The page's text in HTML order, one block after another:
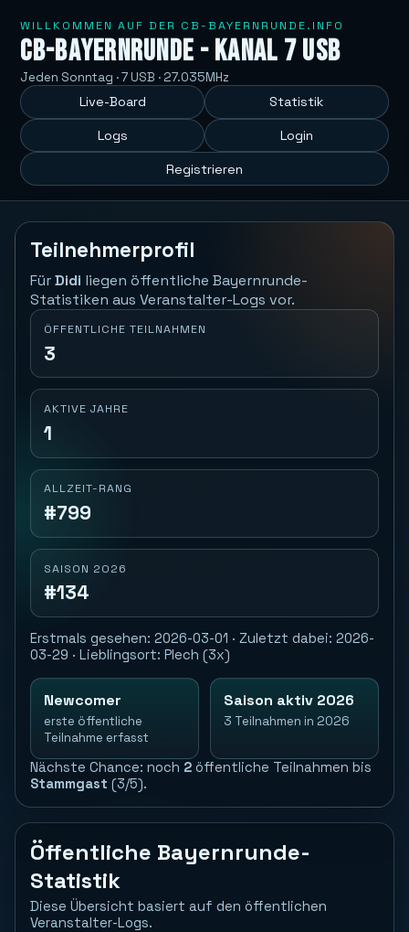
WILLKOMMEN AUF DER CB-BAYERNRUNDE.INFO
CB-Bayernrunde - Kanal 7 USB
Jeden Sonntag · 7 USB · 27.035MHz
Live-Board Statistik
Logs Login
Registrieren
Teilnehmerprofil
FürDidi liegen öffentliche Bayernrunde-
Statistiken aus Veranstalter-Logs vor.
ÖFFENTLICHE TEILNAHMEN
3
AKTIVE JAHRE
1
ALLZEIT-RANG
#799
SAISON 2026
#134
Erstmals gesehen: 2026-03-01 · Zuletzt dabei: 2026-
03-29 · Lieblingsort: Plech (3x)
Newcomer
erste öffentliche
Teilnahme erfasst
Saison aktiv 2026
3 Teilnahmen in 2026
Nächste Chance: noch 2 öffentliche Teilnahmen bis
Stammgast (3/5).
Öffentliche Bayernrunde-
Statistik
Diese Übersicht basiert auf den öffentlichen
Veranstalter-Logs.